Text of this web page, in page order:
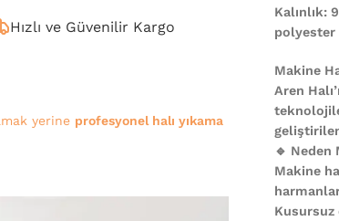
Hızlı ve Güvenilir Kargo
yerine profesyonel halı yıkama
Kalınlık:
Makine
Aren
🔹 Neden
Makine
Kusursuz